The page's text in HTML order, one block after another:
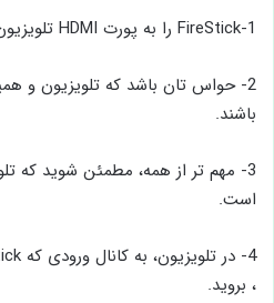
1-FireStick را به پورت HDMI تلویزیون ال جی تان وصل کنید.
باشند.
3- مهم تر از همه، مطمئن شوید که
است.
، بروید.